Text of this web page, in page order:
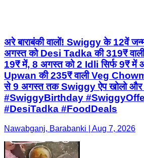
अरे बाराबंकी वालों! Swiggy के 12वें
अगस्त को Desi Tadka की 319₹
19₹ में, 8 अगस्त को 2 Idli सिर्फ 9₹
Upwan की 235₹ वाली Veg
से 9 अगस्त तक Swiggy ऐप खोलो
#SwiggyBirthday
#DesiTadka #FoodDeals
Nawabganj, Barabanki | Aug 7, 2026